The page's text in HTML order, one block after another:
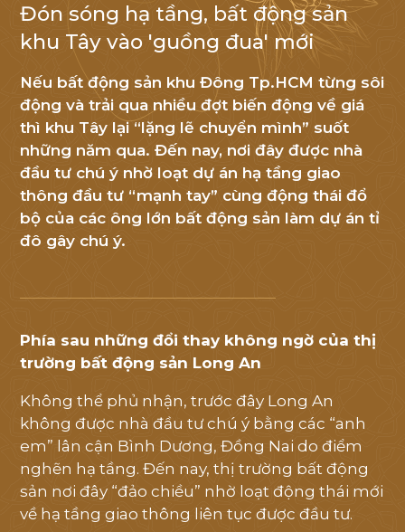
Đón sóng hạ tầng, bất động sản
khu Tây vào 'guồng đua' mới
Nếu bất động sản khu Đông Tp.HCM từng sôi
động và trải qua nhiều đợt biến động về giá
thì khu Tây lại “lặng lẽ chuyển mình” suốt
những năm qua. Đến nay, nơi đây được nhà
đầu tư chú ý nhờ loạt dự án hạ tầng giao
thông đầu tư “mạnh tay” cùng động thái đổ
bộ của các ông lớn bất động sản làm dự án tỉ
đô gây chú ý.
Phía sau những đổi thay không ngờ của thị
trường bất động sản Long An
Không thể phủ nhận, trước đây Long An
không được nhà đầu tư chú ý bằng các “anh
em” lân cận Bình Dương, Đồng Nai do điểm
nghẽn hạ tầng. Đến nay, thị trường bất động
sản nơi đây “đảo chiều” nhờ loạt động thái mới
về hạ tầng giao thông liên tục được đầu tư.
NHẬN TIN
Cảm
ơn
Quý
khách
hàng
đã
quan
tâm
An
Mỹ
Quý
khách
hàng
vui
lòng